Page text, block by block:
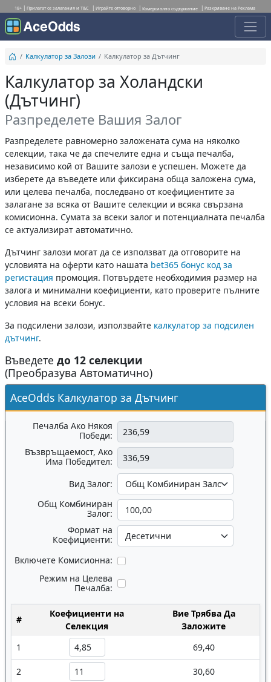
18+ Прилагат се залагания и T&C Играйте отговорно Комерсиално съдържание Разкриване на Реклама
Калкулатор за Залози Калкулатор за Дътчинг
Калкулатор за Холандски
(Дътчинг)
Разпределете Вашия Залог
Разпределете равномерно заложената сума на няколко
селекции, така че да спечелите една и съща печалба,
независимо кой от Вашите залози е успешен. Можете да
изберете да въведете или фиксирана обща заложена сума,
или целева печалба, последвано от коефициентите за
залагане за всяка от Вашите селекции и всяка свързана
комисионна. Сумата за всеки залог и потенциалната печалба
се актуализират автоматично.
Дътчинг залози могат да се използват да отговорите на
условията на оферти като нашата bet365 бонус код за
регистация промоция. Потвърдете необходимия размер на
залога и минимални коефициенти, като проверите пълните
условия на всеки бонус.
За подсилени залози, използвайте калкулатор за подсилен
дътчинг.
Въведете до 12 селекции
(Преобразува Автоматично)
AceOdds Калкулатор за Дътчинг
Печалба Ако Някоя
Победи:
Възвръщаемост, Ако
Има Победител:
Вид Залог:
Общ Комбиниран
Залог:
Формат на
Коефициенти:
Включете Комисионна:
Режим на Целева
Печалба:
#
Коефициенти на
Селекция
Вие Трябва Да
Заложите
1
69,40
2 30,60